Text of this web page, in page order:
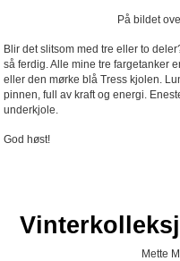
På bildet
Blir det slitsom med tre eller to
så ferdig. Alle mine tre fargetanker
eller den mørke blå Tress kjolen.
pinnen, full av kraft og energi.
underkjole.
God høst!
Mette